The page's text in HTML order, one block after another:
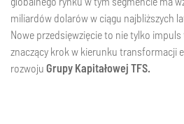
miliardów dolarów w ciągu najbliższych
Nowe przedsięwzięcie to nie tylko
znaczący krok w kierunku transformacji
rozwoju Grupy Kapitałowej TFS.